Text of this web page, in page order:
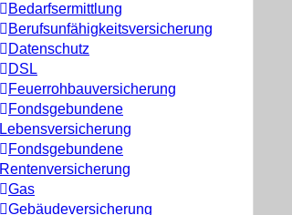
Bedarfsermittlung
Berufs­unfähigkeitsversicherung
Datenschutz
DSL
Feuerrohbauversicherung
Fondsgebundene
Lebensversicherung
Fondsgebundene
Rentenversicherung
Gas
Gebäudeversicherung